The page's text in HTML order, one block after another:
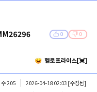
0 0
헬로프라이스[💓]
수 205 2026-04-18 02:03 [수정됨]